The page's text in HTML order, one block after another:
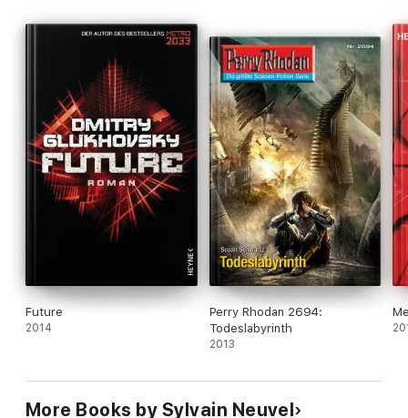
Future
2014
Perry Rhodan 2694:
Todeslabyrinth
2013
More Books by Sylvain Neuvel